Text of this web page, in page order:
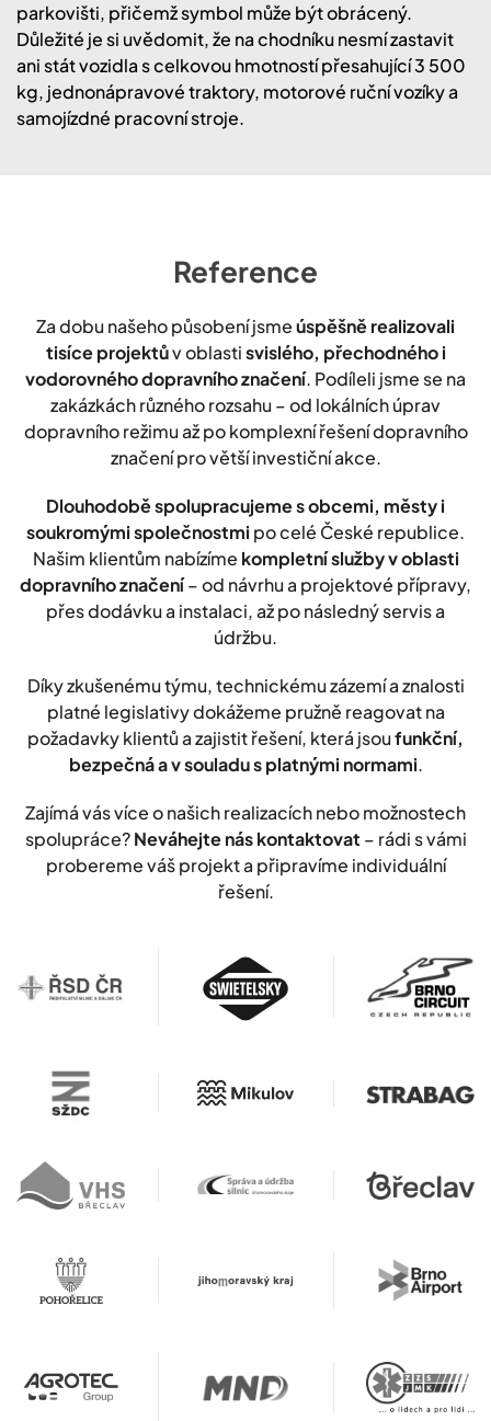
parkovišti, přičemž symbol může být obrácený.
Důležité je si uvědomit, že na chodníku nesmí zastavit
ani stát vozidla s celkovou hmotností přesahující 3 500
kg, jednonápravové traktory, motorové ruční vozíky a
samojízdné pracovní stroje.
Reference
Za dobu našeho působení jsmeúspěšně realizovali
tisíce projektův oblastisvislého, přechodného i
vodorovného dopravního značení. Podíleli jsme se na
zakázkách různého rozsahu – od lokálních úprav
dopravního režimu až po komplexní řešení dopravního
značení pro větší investiční akce.
Dlouhodobě spolupracujeme s obcemi, městy i
soukromými společnostmi po celé České republice.
Našim klientům nabízíme kompletní služby v oblasti
dopravního značení– od návrhu a projektové přípravy,
přes dodávku a instalaci, až po následný servis a
údržbu.
Díky zkušenému týmu, technickému zázemí a znalosti
platné legislativy dokážeme pružně reagovat na
požadavky klientů a zajistit řešení, která jsoufunkční,
bezpečná a v souladu s platnými normami.
Zajímá vás více o našich realizacích nebo možnostech
spolupráce?Neváhejte nás kontaktovat – rádi s vámi
probereme váš projekt a připravíme individuální
řešení.